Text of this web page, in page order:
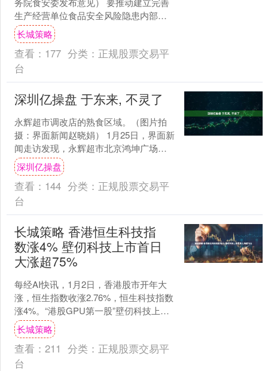
生产经营单位食品安全风险隐患内部报
告奖励机制，发挥食品从业人员“内部知
情人”作用，鼓励其主....
长城策略
查看： 177 分类： 正规股票交易平
台
深圳亿操盘 于东来, 不灵了
永辉超市调改店的熟食区域。（图片拍
摄：界面新闻赵晓娟） 1月25日，界面新
闻走访发现，永辉超市北京鸿坤广场门
店突然停业。 该店1层扶梯入口已经被围
栏遮挡起来，围....
深圳亿操盘
查看： 144 分类： 正规股票交易平
台
长城策略 香港恒生科技指
数涨4% 壁仞科技上市首日
大涨超75%
每经AI快讯，1月2日，香港股市开年大
涨，恒生指数收涨2.76%，恒生科技指数
涨4%。“港股GPU第一股”壁仞科技上市
首日大涨超75%；半导体板块涨幅居前，
华虹....
长城策略
查看： 211 分类： 正规股票交易平
台